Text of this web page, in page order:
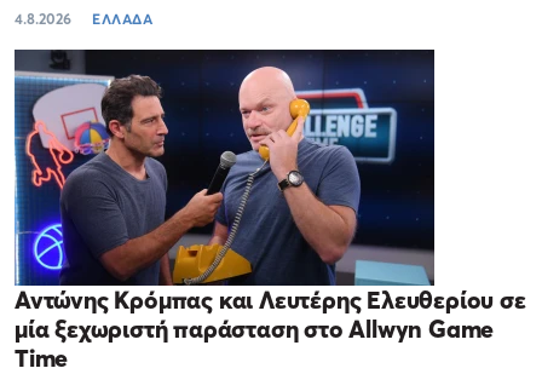
4.8.2026 ΕΛΛΑΔΑ
Αντώνης Κρόμπας και Λευτέρης Ελευθερίου σε
μία ξεχωριστή παράσταση στο Allwyn Game
Time